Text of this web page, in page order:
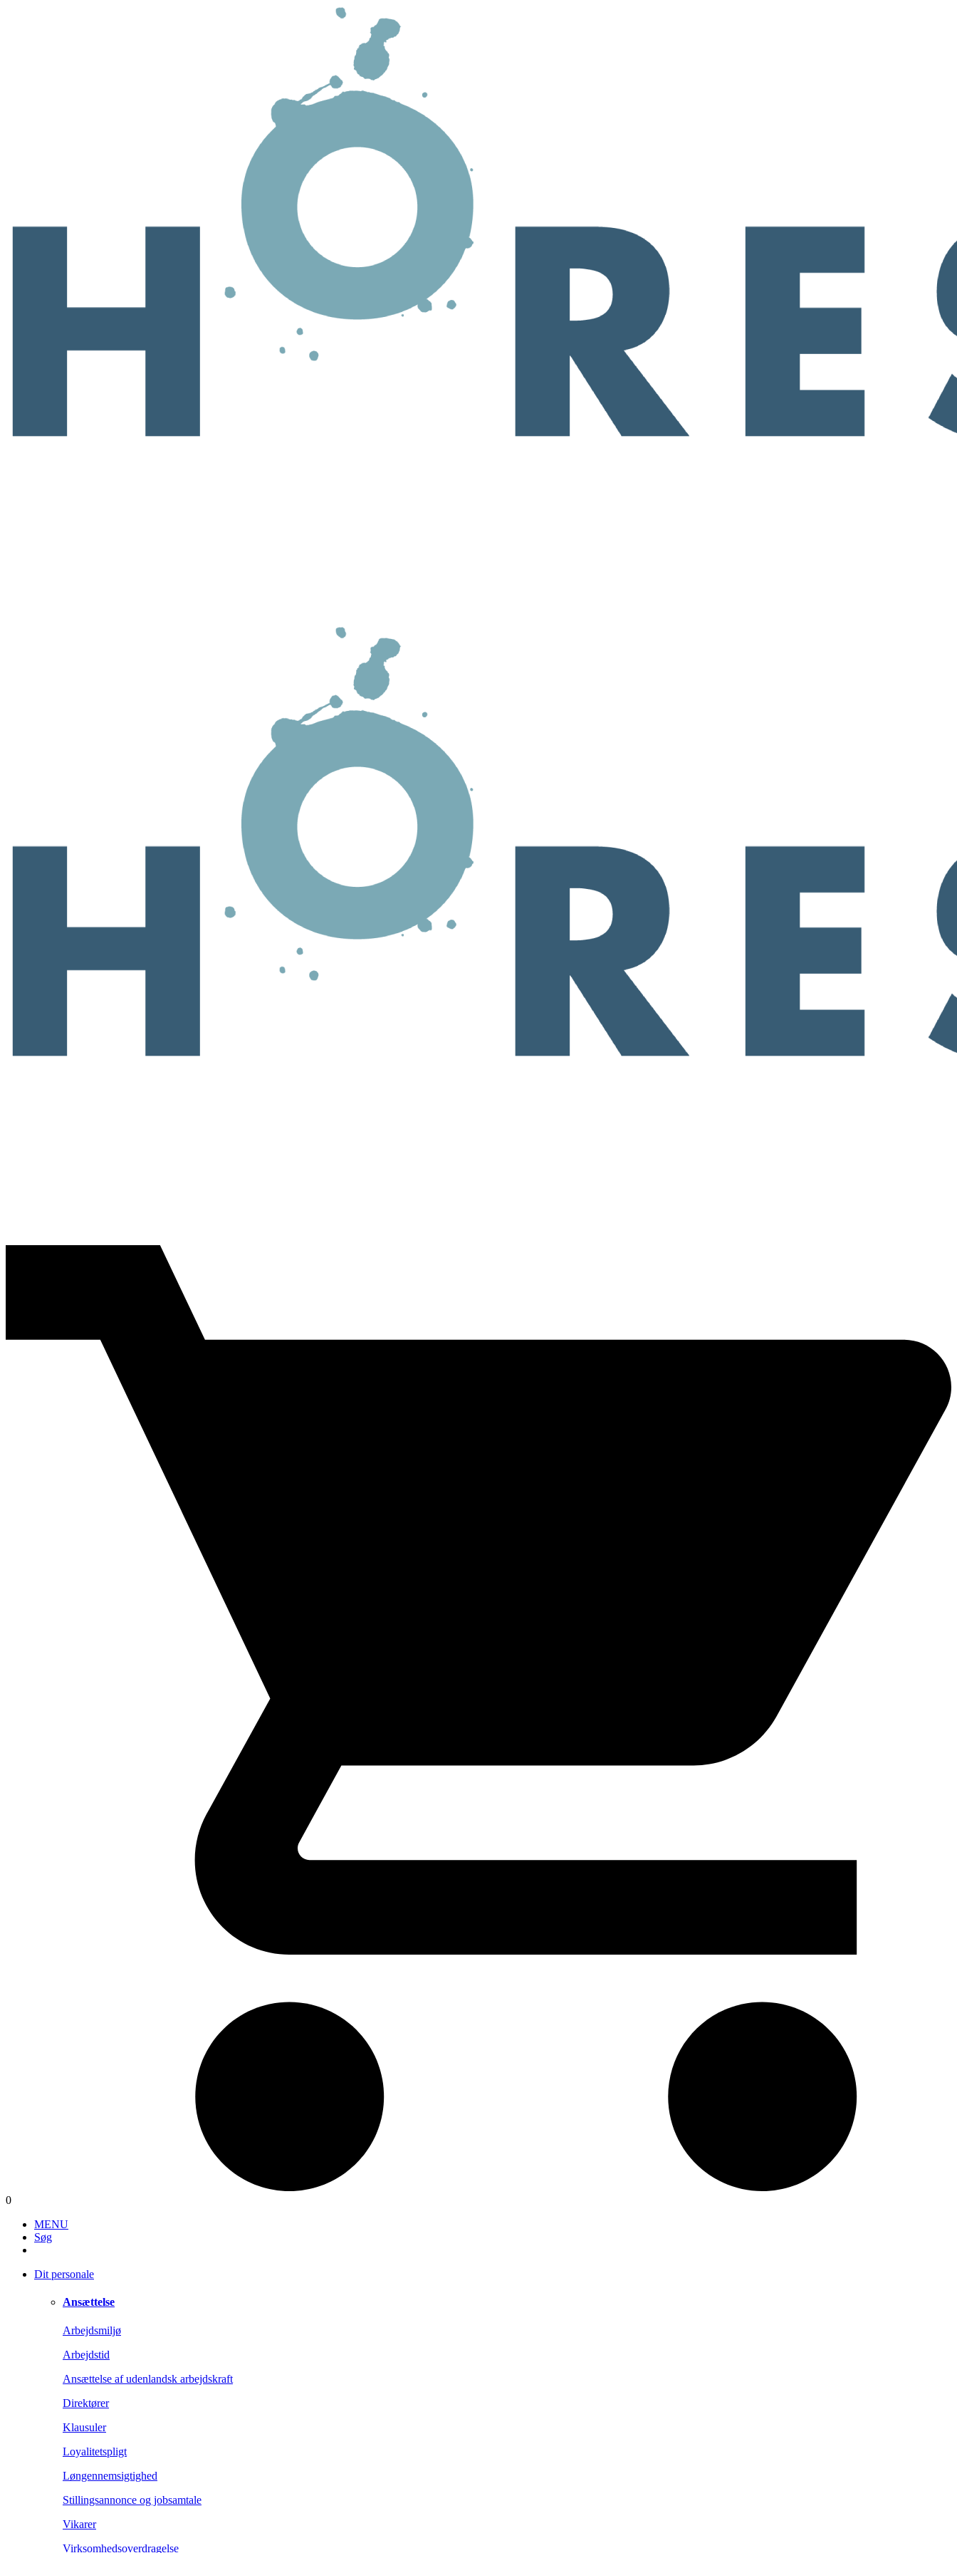
0
MENU
Søg
Dit personale
Ansættelse
Arbejdsmiljø
Arbejdstid
Ansættelse af udenlandsk arbejdskraft
Direktører
Klausuler
Loyalitetspligt
Løngennemsigtighed
Stillingsannonce og jobsamtale
Vikarer
Virksomhedsoverdragelse